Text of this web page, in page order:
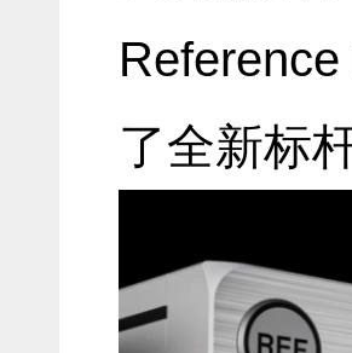
了全新标杆